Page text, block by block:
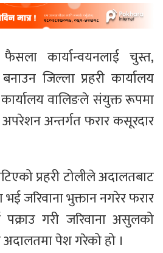
कार्यान्वयनलाई चुस्त,
जिल्ला प्रहरी कार्यालय
कार्यालय वालिङले संयुक्त रूपमा
अन्तर्गत फरार कसूरदार
प्रहरी टोलीले अदालतबाट
भई जरिवाना भुक्तान नगरेर फरार
गरी जरिवाना असुलको
पेश गरेको हो ।